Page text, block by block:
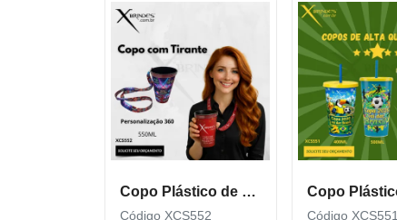
Copo Plástico de 550 ML com Tirante Personalizado XCS552
Código XCS552 Código XCS551